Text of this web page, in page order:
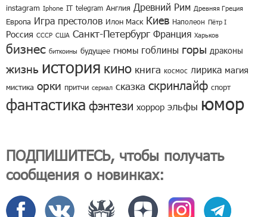
instagram Iphone IT telegram Англия Древний Рим Древняя Греция
Европа Игра престолов Илон Маск Киев Наполеон Пётр I
Россия СССР США Санкт-Петербург Франция Харьков
бизнес биткоины будущее гномы гоблины горы драконы
жизнь история кино книга космос лирика магия
мистика орки притчи сериал сказка скринлайф спорт
фантастика фэнтези хоррор эльфы юмор
ПОДПИШИТЕСЬ, чтобы получать
сообщения о новинках: